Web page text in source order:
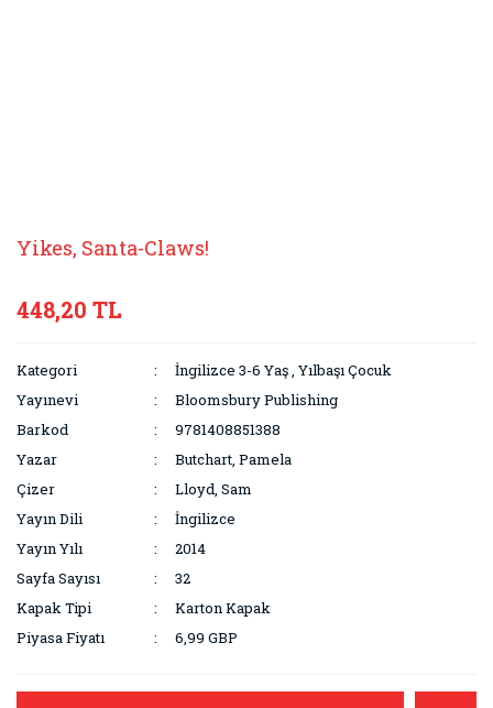
Yikes, Santa-Claws!
448,20 TL
Kategori İngilizce 3-6 Yaş,Yılbaşı Çocuk
Yayınevi
Bloomsbury Publishing
Barkod
9781408851388
Yazar
Butchart, Pamela
Çizer
Lloyd, Sam
Yayın Dili
İngilizce
Yayın Yılı
2014
Sayfa Sayısı
32
Kapak Tipi
Karton Kapak
Piyasa Fiyatı
6,99 GBP